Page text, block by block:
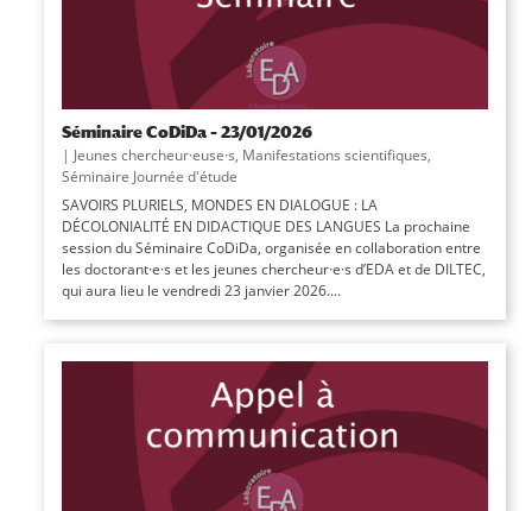
Séminaire CoDiDa – 23/01/2026
| Jeunes chercheur·euse·s, Manifestations scientifiques,
Séminaire Journée d'étude
SAVOIRS PLURIELS, MONDES EN DIALOGUE : LA
DÉCOLONIALITÉ EN DIDACTIQUE DES LANGUES La prochaine
session du Séminaire CoDiDa, organisée en collaboration entre
les doctorant·e·s et les jeunes chercheur·e·s d’EDA et de DILTEC,
qui aura lieu le vendredi 23 janvier 2026....